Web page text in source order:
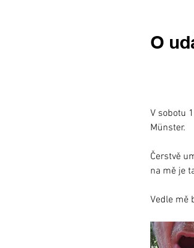
O
V sobotu
Münster.
Čerstvě
na mě je
Vedle mě